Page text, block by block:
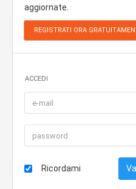
aggiornate.
ACCEDI
Ricordami